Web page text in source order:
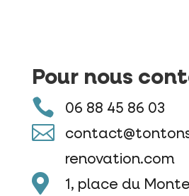
Pour nous
 06 88 45 86 03

renovation.com
 1, place du